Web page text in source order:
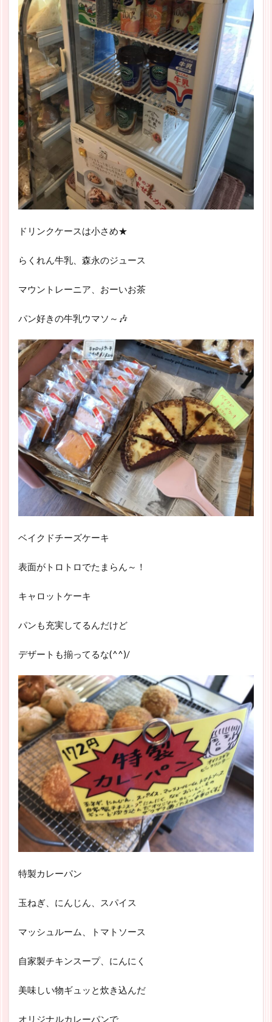
ドリンクケースは小さめ★
らくれん牛乳、森永のジュース
マウントレーニア、おーいお茶
パン好きの牛乳ウマソ～🎶
ベイクドチーズケーキ
表面がトロトロでたまらん～！
キャロットケーキ
パンも充実してるんだけど
デザートも揃ってるな(^^)/
特製カレーパン
玉ねぎ、にんじん、スパイス
マッシュルーム、トマトソース
自家製チキンスープ、にんにく
美味しい物ギュッと炊き込んだ
オリジナルカレーパンで